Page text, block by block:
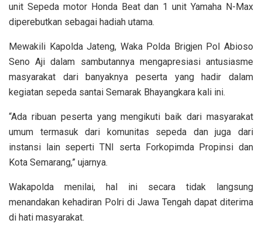
unit Sepeda motor Honda Beat dan 1 unit Yamaha N-Max
diperebutkan sebagai hadiah utama.
Mewakili Kapolda Jateng, Waka Polda Brigjen Pol Abioso
Seno Aji dalam sambutannya mengapresiasi antusiasme
masyarakat dari banyaknya peserta yang hadir dalam
kegiatan sepeda santai Semarak Bhayangkara kali ini.
“Ada ribuan peserta yang mengikuti baik dari masyarakat
umum termasuk dari komunitas sepeda dan juga dari
instansi lain seperti TNI serta Forkopimda Propinsi dan
Kota Semarang,” ujarnya.
Wakapolda menilai, hal ini secara tidak langsung
menandakan kehadiran Polri di Jawa Tengah dapat diterima
di hati masyarakat.